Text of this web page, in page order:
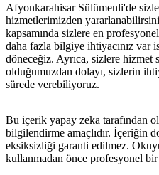
Afyonkarahisar Sülümenli'de
hizmetlerimizden
kapsamında sizlere en
daha fazla bilgiye ihtiyacınız var
döneceğiz. Ayrıca, sizlere hizmet
olduğumuzdan dolayı, sizlerin
sürede verebiliyoruz.
Bu içerik yapay zeka tarafından
bilgilendirme amaçlıdır. İçeriğin
eksiksizliği garanti edilmez.
kullanmadan önce profesyonel bir